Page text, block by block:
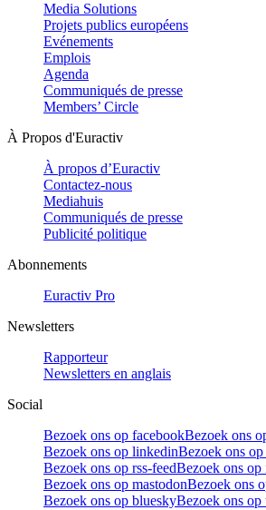
Media Solutions
Projets publics européens
Evénements
Emplois
Agenda
Communiqués de presse
Members’ Circle
À Propos d'Euractiv
À propos d’Euractiv
Contactez-nous
Mediahuis
Communiqués de presse
Publicité politique
Abonnements
Euractiv Pro
Newsletters
Rapporteur
Newsletters en anglais
Social
Bezoek ons op facebookBezoek ons
Bezoek ons op linkedinBezoek ons
Bezoek ons op rss-feedBezoek ons op
Bezoek ons op mastodonBezoek ons
Bezoek ons op blueskyBezoek ons op